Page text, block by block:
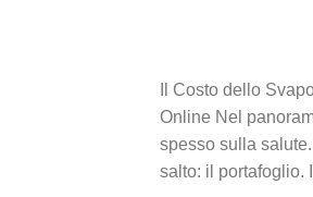
Il Costo dello
Online Nel
spesso sulla
salto: il portafoglio.